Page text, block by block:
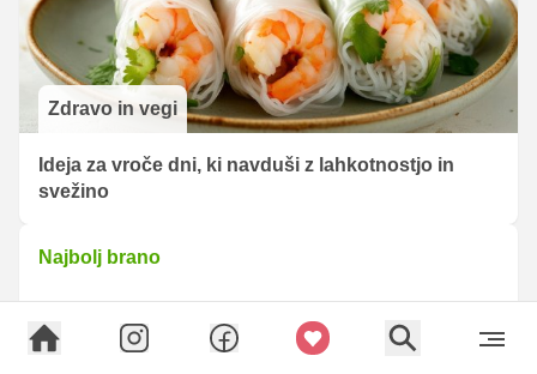
Zdravo in vegi
Ideja za vroče dni, ki navduši z lahkotnostjo in
svežino
Najbolj brano
7 receptov naših bralcev, ki slavijo poletje in
tradicijo